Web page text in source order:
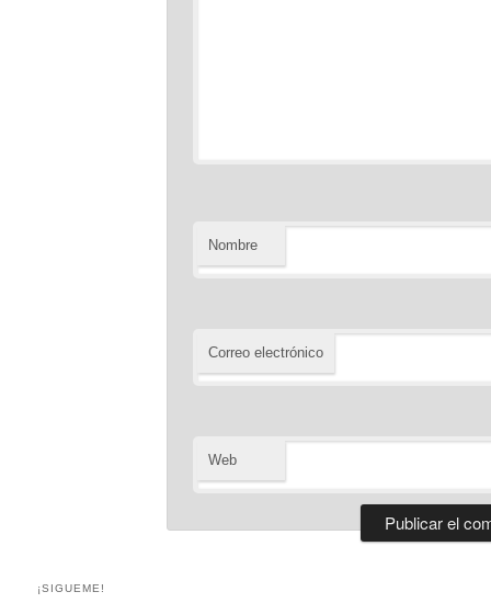
Nombre
Correo electrónico
Web
¡SIGUEME!